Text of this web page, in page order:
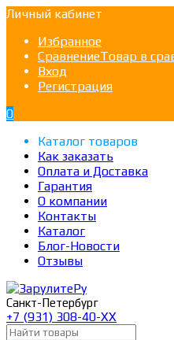
Личный кабинет
Избранное
СравнениеТовар в
Вход
Регистрация
0
Каталог товаров
Как заказать
Оплата и Доставка
Гарантия
О компании
Контакты
Каталог
Блог-Новости
Отзывы
Санкт-Петербург
+7 (931) 308-40-ХХ